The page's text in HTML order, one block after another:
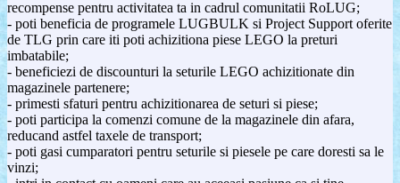
recompense pentru activitatea ta in cadrul comunitatii RoLUG;
- poti beneficia de programele LUGBULK si Project Support oferite
de TLG prin care iti poti achizitiona piese LEGO la preturi
imbatabile;
- beneficiezi de discounturi la seturile LEGO achizitionate din
magazinele partenere;
- primesti sfaturi pentru achizitionarea de seturi si piese;
- poti participa la comenzi comune de la magazinele din afara,
reducand astfel taxele de transport;
- poti gasi cumparatori pentru seturile si piesele pe care doresti sa le
vinzi;